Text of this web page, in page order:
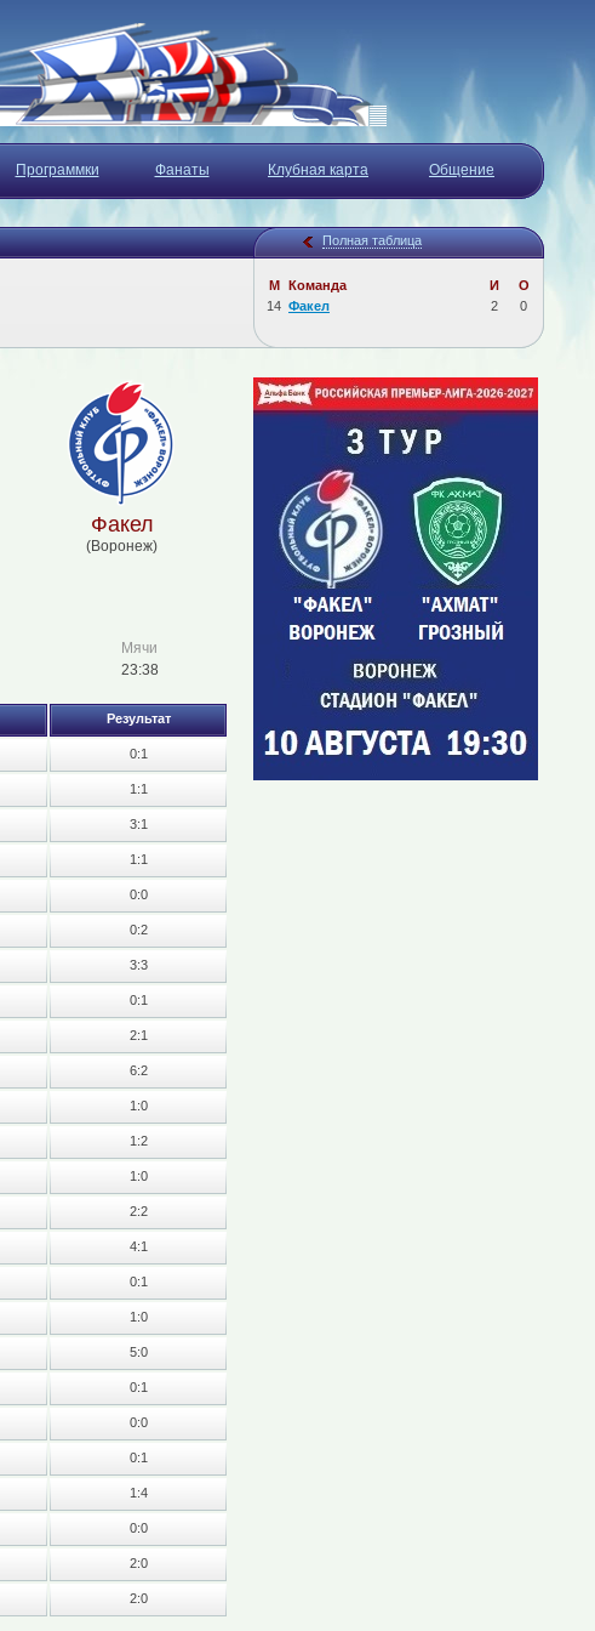
Программки Фанаты Клубная карта Общение
Полная таблица
М Команда И
О
14 Факел 2 0
Факел
(Воронеж)
Мячи
23:38
Результат
0:1
1:1
3:1
1:1
0:0
0:2
3:3
0:1
2:1
6:2
1:0
1:2
1:0
2:2
4:1
0:1
1:0
5:0
0:1
0:0
0:1
1:4
0:0
2:0
2:0